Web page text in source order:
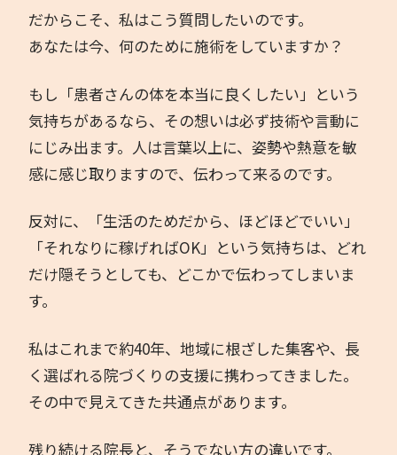
だからこそ、私はこう質問したいのです。
あなたは今、何のために施術をしていますか？
もし「患者さんの体を本当に良くしたい」という
気持ちがあるなら、その想いは必ず技術や言動に
にじみ出ます。人は言葉以上に、姿勢や熱意を敏
感に感じ取りますので、伝わって来るのです。
反対に、「生活のためだから、ほどほどでいい」
「それなりに稼げればOK」という気持ちは、どれ
だけ隠そうとしても、どこかで伝わってしまいま
す。
私はこれまで約40年、地域に根ざした集客や、長
く選ばれる院づくりの支援に携わってきました。
その中で見えてきた共通点があります。
残り続ける院長と、そうでない方の違いです。